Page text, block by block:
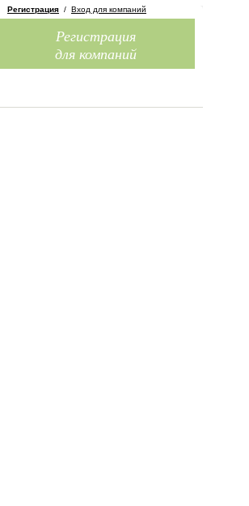
Регистрация / Вход для компаний
Регистрация
для компаний